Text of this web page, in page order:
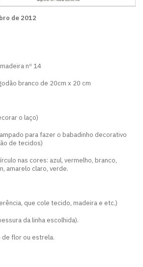
de 2012
nº 14
branco de 20cm x 20 cm
o laço)
para fazer o babadinho decorativo
de tecidos)
nas cores: azul, vermelho, branco,
amarelo claro, verde.
que cole tecido, madeira e etc.)
da linha escolhida).
flor ou estrela.